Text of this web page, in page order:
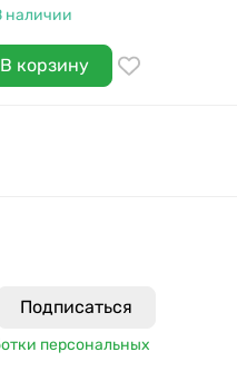
наличии
В корзину
персональных